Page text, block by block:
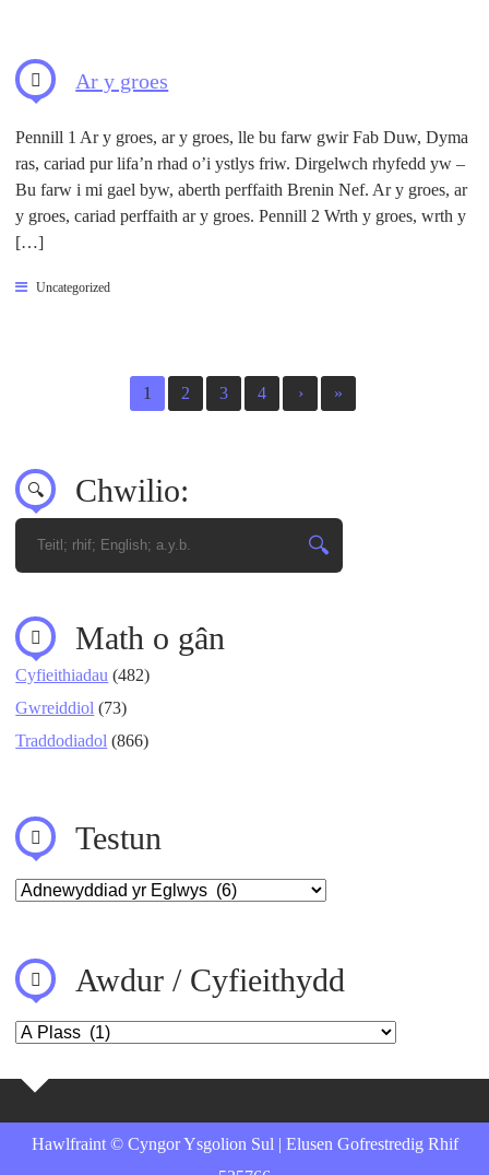
Ar y groes
Pennill 1 Ar y groes, ar y groes, lle bu farw gwir Fab Duw, Dyma
ras, cariad pur lifa’n rhad o’i ystlys friw. Dirgelwch rhyfedd yw –
Bu farw i mi gael byw, aberth perffaith Brenin Nef. Ar y groes, ar
y groes, cariad perffaith ar y groes. Pennill 2 Wrth y groes, wrth y
[…]
Uncategorized
1 2 3 4 › »
Chwilio:
Math o gân
Cyfieithiadau (482)
Gwreiddiol (73)
Traddodiadol (866)
Testun
Awdur / Cyfieithydd
Hawlfraint © Cyngor Ysgolion Sul | Elusen Gofrestredig Rhif